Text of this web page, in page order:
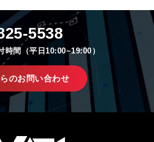
5538
時間（平日10:00~19:00）
のお問い合わせ